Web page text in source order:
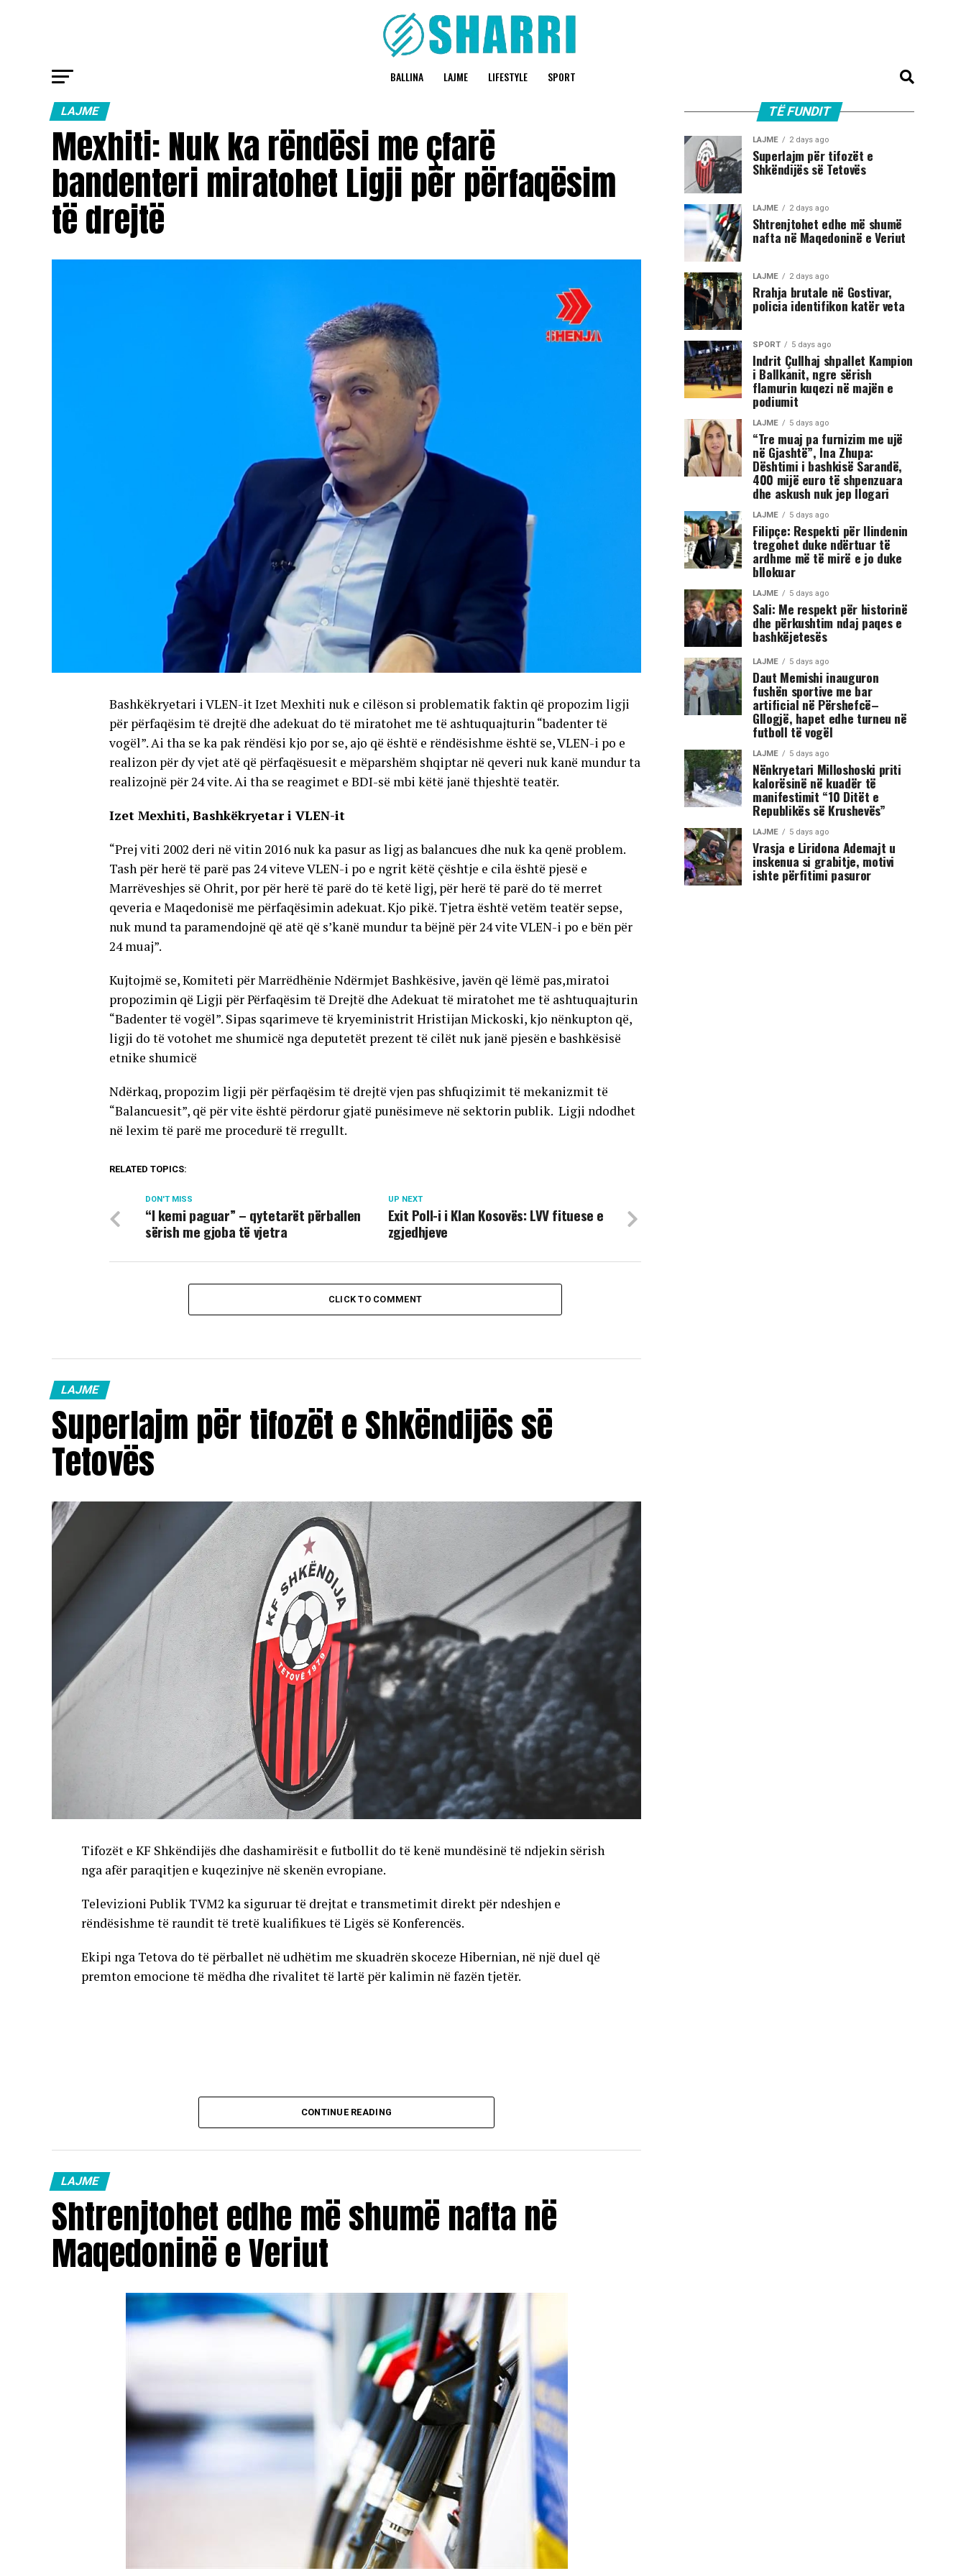
BALLINA LAJME LIFESTYLE SPORT
LAJME
Mexhiti: Nuk ka rëndësi me çfarë
bandenteri miratohet Ligji për përfaqësim
të drejtë
Bashkëkryetari i VLEN-it Izet Mexhiti nuk e cilëson si problematik faktin që propozim ligji
për përfaqësim të drejtë dhe adekuat do të miratohet me të ashtuquajturin “badenter të
vogël”. Ai tha se ka pak rëndësi kjo por se, ajo që është e rëndësishme është se, VLEN-i po e
realizon për dy vjet atë që përfaqësuesit e mëparshëm shqiptar në qeveri nuk kanë mundur ta
realizojnë për 24 vite. Ai tha se reagimet e BDI-së mbi këtë janë thjeshtë teatër.
Izet Mexhiti, Bashkëkryetar i VLEN-it
“Prej viti 2002 deri në vitin 2016 nuk ka pasur as ligj as balancues dhe nuk ka qenë problem.
Tash për herë të parë pas 24 viteve VLEN-i po e ngrit këtë çështje e cila është pjesë e
Marrëveshjes së Ohrit, por për herë të parë do të ketë ligj, për herë të parë do të merret
qeveria e Maqedonisë me përfaqësimin adekuat. Kjo pikë. Tjetra është vetëm teatër sepse,
nuk mund ta paramendojnë që atë që s’kanë mundur ta bëjnë për 24 vite VLEN-i po e bën për
24 muaj”.
Kujtojmë se, Komiteti për Marrëdhënie Ndërmjet Bashkësive, javën që lëmë pas,miratoi
propozimin që Ligji për Përfaqësim të Drejtë dhe Adekuat të miratohet me të ashtuquajturin
“Badenter të vogël”. Sipas sqarimeve të kryeministrit Hristijan Mickoski, kjo nënkupton që,
ligji do të votohet me shumicë nga deputetët prezent të cilët nuk janë pjesën e bashkësisë
etnike shumicë
Ndërkaq, propozim ligji për përfaqësim të drejtë vjen pas shfuqizimit të mekanizmit të
“Balancuesit”, që për vite është përdorur gjatë punësimeve në sektorin publik. Ligji ndodhet
në lexim të parë me procedurë të rregullt.
RELATED TOPICS:
UP NEXT
Exit Poll-i i Klan Kosovës: LVV fituese e
zgjedhjeve
DON'T MISS
“I kemi paguar” – qytetarët përballen
sërish me gjoba të vjetra
CLICK TO COMMENT
LAJME
Superlajm për tifozët e Shkëndijës së
Tetovës
Tifozët e KF Shkëndijës dhe dashamirësit e futbollit do të kenë mundësinë të ndjekin sërish
nga afër paraqitjen e kuqezinjve në skenën evropiane.
Televizioni Publik TVM2 ka siguruar të drejtat e transmetimit direkt për ndeshjen e
rëndësishme të raundit të tretë kualifikues të Ligës së Konferencës.
Ekipi nga Tetova do të përballet në udhëtim me skuadrën skoceze Hibernian, në një duel që
premton emocione të mëdha dhe rivalitet të lartë për kalimin në fazën tjetër.
CONTINUE READING
LAJME
Shtrenjtohet edhe më shumë nafta në
Maqedoninë e Veriut
TË FUNDIT
LAJME 2 days ago
Superlajm për tifozët e
Shkëndijës së Tetovës
LAJME 2 days ago
Shtrenjtohet edhe më shumë
nafta në Maqedoninë e Veriut
LAJME 2 days ago
Rrahja brutale në Gostivar,
policia identifikon katër veta
SPORT 5 days ago
Indrit Çullhaj shpallet Kampion
i Ballkanit, ngre sërish
flamurin kuqezi në majën e
podiumit
LAJME 5 days ago
“Tre muaj pa furnizim me ujë
në Gjashtë”, Ina Zhupa:
Dështimi i bashkisë Sarandë,
400 mijë euro të shpenzuara
dhe askush nuk jep llogari
LAJME 5 days ago
Filipçe: Respekti për Ilindenin
tregohet duke ndërtuar të
ardhme më të mirë e jo duke
bllokuar
LAJME 5 days ago
Sali: Me respekt për historinë
dhe përkushtim ndaj paqes e
bashkëjetesës
LAJME 5 days ago
Daut Memishi inauguron
fushën sportive me bar
artificial në Përshefcë–
Gllogjë, hapet edhe turneu në
futboll të vogël
LAJME 5 days ago
Nënkryetari Milloshoski priti
kalorësinë në kuadër të
manifestimit “10 Ditët e
Republikës së Krushevës”
LAJME 5 days ago
Vrasja e Liridona Ademajt u
inskenua si grabitje, motivi
ishte përfitimi pasuror